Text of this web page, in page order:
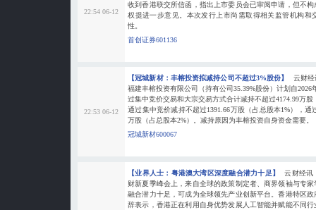
22:54 06-12
收到香港联交所信函，指出上市委员会已审阅申请，但不
权提进一步意见。本次发行上市尚需取得相关监管机构和
性。
首创证券601136
22:53 06-12
【冠城新材：丰榕投资拟减持公司不超过3%股份】
云财
福建丰榕投资有限公司（持有公司35.39%股份）计划自2026
过集中竞价交易和大宗交易方式合计减持不超过4174.99万
通过集中竞价减持不超过1391.66万股（占总股本1%），通
万股（占总股本2%）。减持原因为丰榕投资自身资金需要。
冠城新材600067
【业界人士：粤港澳大湾区深度融合潜力十足】
云财经讯
财新夏季峰会上，来自全球的政策制定者、商界领袖与专
融合潜力十足，可成为全球领先产业创新平台。香港特区
辞表示，香港正在利用自身优势发展人工智能并赋能不同